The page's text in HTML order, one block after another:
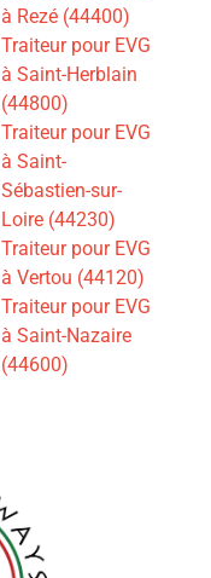
à Rezé (44400)
Traiteur pour EVG
à Saint-Herblain
(44800)
Traiteur pour EVG
à Saint-
Sébastien-sur-
Loire (44230)
Traiteur pour EVG
à Vertou (44120)
Traiteur pour EVG
à Saint-Nazaire
(44600)